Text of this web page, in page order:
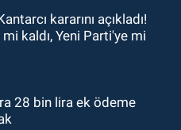
kararını açıkladı!
kaldı, Yeni Parti'ye mi
28 bin lira ek ödeme